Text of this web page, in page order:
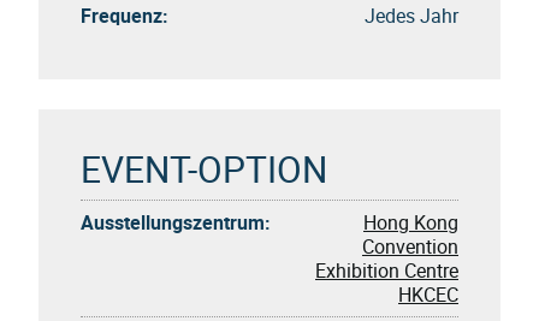
Frequenz:
Jedes Jahr
EVENT-OPTION
Ausstellungszentrum:
Hong Kong
Convention
Exhibition Centre
HKCEC